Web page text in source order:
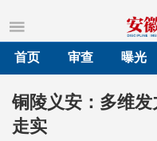
首页
审查 曝光
铜陵义安：多维
走实